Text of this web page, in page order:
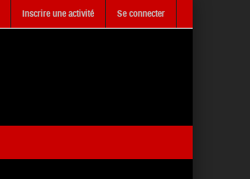
Inscrire une activité Se connecter